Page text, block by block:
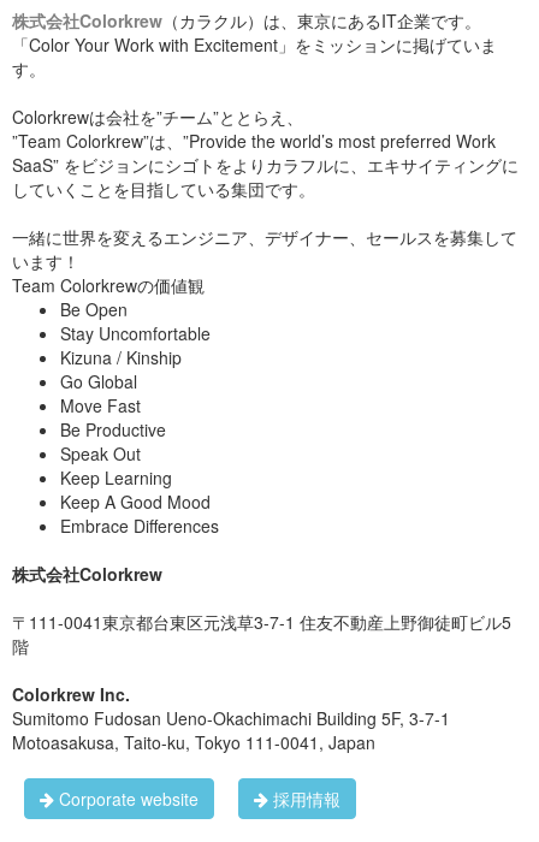
【Overview of the MyDriving
An Azure IoT and Mobile
Suite】
https://channel9.msdn.com/Events/Build/2016/T619
思います。
今回のBuildで発表された Cognitive Services を使って、目が見
えないエンジニアの生活をどのようにサポートしているかの実
technology empowering people」と何度か言っていたのはこう
いうことだったんですね。 テクノロジーで何ができるのか、
具体論が示されたことで、デベロッパーに対しては「既にある
素材でもここまでできるよ」と強く背中を押された気がしま
す。 長丁場も終わりにさしかかって緩みかけた会場の雰囲気
が一変したこの瞬間を現地で過ごせたことが、今回いちばんの
今年のbuild、去年のような派手さはありませんでしたが、かつ
てはビジョンだけだった技術が実際に使えるSDKやAPI、
HoloLensのようなデバイスとして登場するなど、確実に推進し
ていく姿勢をはっきりと見せてくれました。それはまた、「フ
ィードバックを求めています」というのが言葉だけで無いこ
と、動くコードを通じてデベロッパーと対話しようという姿勢
なのだと感じられました。
このあたりは、現地を訪れたからこそ強く感じられたことのよ
うに思います。
といったような、技術はもちろんですが思わぬ角度からの刺激
も受けられた3日間のイベントでした。
▼イベントの主なポイントはこちらをどうぞ。 知っておくべき
Build 2016 における発表まとめ【4/4 更新】 | Microsoft
https://blogs.technet.microsoft.com/mpn_japan/2016/04/04/build-
2016-announcements-summary/
株式会社Colorkrew （カラクル）は、東京にあるIT企業です。
「Color Your Work with Excitement」をミッションに掲げていま
す。
Colorkrewは会社を”チーム”ととらえ、
”Team Colorkrew”は、”Provide the world’s most preferred Work
SaaS” をビジョンにシゴトをよりカラフルに、エキサイティングに
していくことを目指している集団です。
一緒に世界を変えるエンジニア、デザイナー、セールスを募集して
います！
Team Colorkrewの価値観
Be Open
Stay Uncomfortable
Kizuna / Kinship
Go Global
Move Fast
Be Productive
Speak Out
Keep Learning
Keep A Good Mood
Embrace Differences
株式会社Colorkrew
〒111-0041東京都台東区元浅草3-7-1 住友不動産上野御徒町ビル5
階
Colorkrew Inc.
Sumitomo Fudosan Ueno-Okachimachi Building 5F, 3-7-1
Motoasakusa, Taito-ku, Tokyo 111-0041, Japan
Corporate website 採用情報